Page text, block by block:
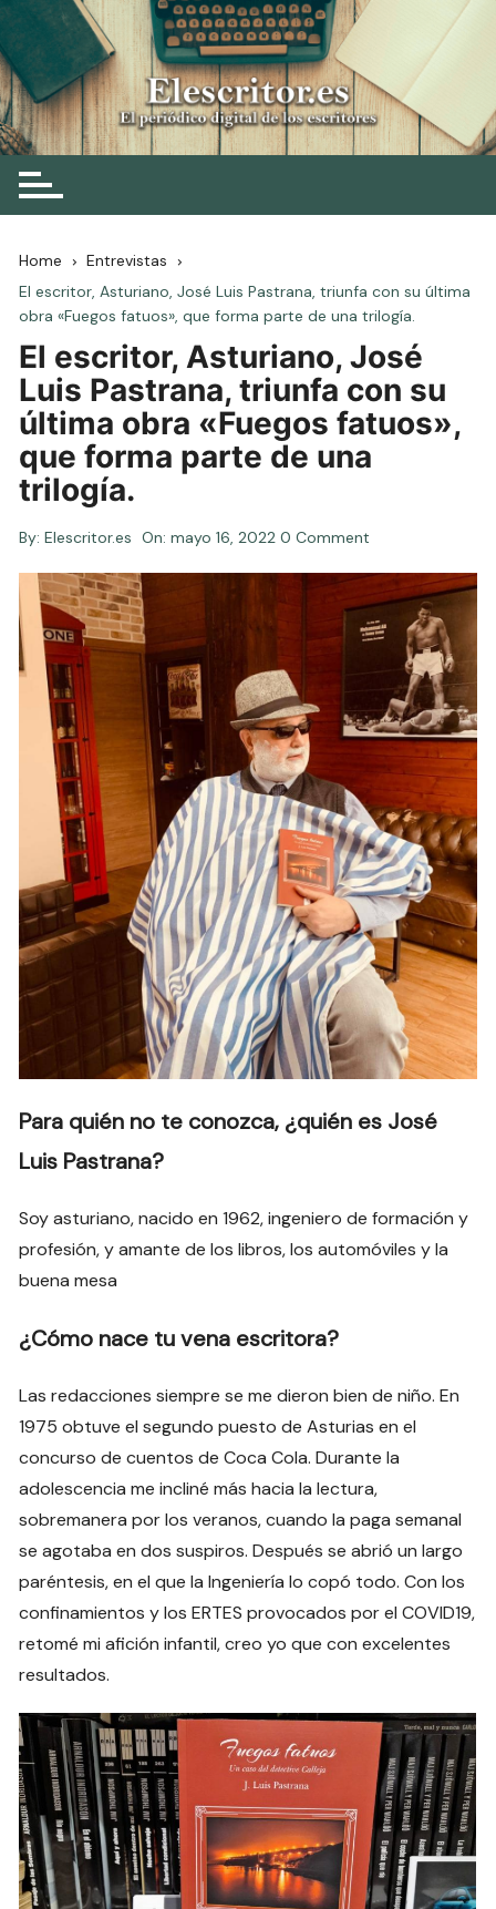
Skip
to
content
Elescritor.es
El periódico digital de los escritores
Home
Entrevistas
El escritor, Asturiano, José Luis Pastrana, triunfa con su última
obra «Fuegos fatuos», que forma parte de una trilogía.
El escritor, Asturiano, José
Luis Pastrana, triunfa con su
última obra «Fuegos fatuos»,
que forma parte de una
trilogía.
By: Elescritor.es On:mayo 16, 2022 0 Comment
Para quién no te conozca, ¿quién es José
Luis Pastrana?
Soy asturiano, nacido en 1962, ingeniero de formación y
profesión, y amante de los libros, los automóviles y la
buena mesa
¿Cómo nace tu vena escritora?
Las redacciones siempre se me dieron bien de niño. En
1975 obtuve el segundo puesto de Asturias en el
concurso de cuentos de Coca Cola. Durante la
adolescencia me incliné más hacia la lectura,
sobremanera por los veranos, cuando la paga semanal
se agotaba en dos suspiros. Después se abrió un largo
paréntesis, en el que la Ingeniería lo copó todo. Con los
confinamientos y los ERTES provocados por el COVID19,
retomé mi afición infantil, creo yo que con excelentes
resultados.